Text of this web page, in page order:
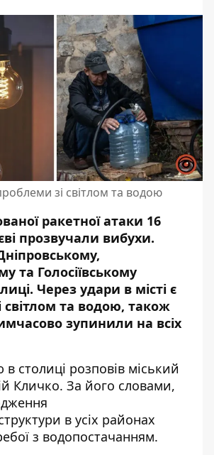
зі світлом та водою
ракетної атаки 16
прозвучали вибухи.
та Голосіївському
Через удари в місті є
світлом та водою, також
зупинили на всіх
в столиці розповів міський
Кличко. За його словами,
в усіх районах
з водопостачанням.